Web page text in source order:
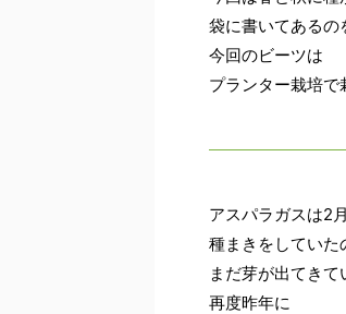
袋に書いてあるの
今回のビーツは
プランター栽培で
アスパラガスは2
種まきをしていた
まだ芽が出てきて
再度昨年に